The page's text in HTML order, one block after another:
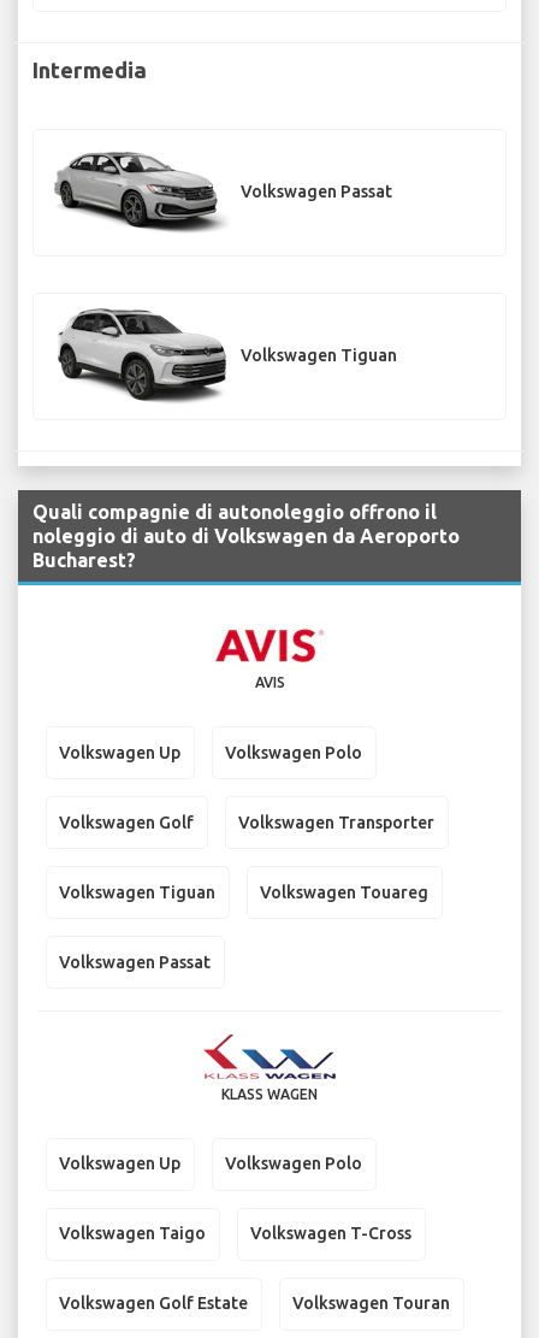
Intermedia
Volkswagen Passat
Volkswagen Tiguan
Quali compagnie di autonoleggio offrono il
noleggio di auto di Volkswagen da Aeroporto
Bucharest?
AVIS
Volkswagen Up Volkswagen Polo
Volkswagen Golf Volkswagen Transporter
Volkswagen Tiguan Volkswagen Touareg
Volkswagen Passat
KLASS WAGEN
Volkswagen Up Volkswagen Polo
Volkswagen Taigo Volkswagen T-Cross
Volkswagen Golf Estate Volkswagen Touran